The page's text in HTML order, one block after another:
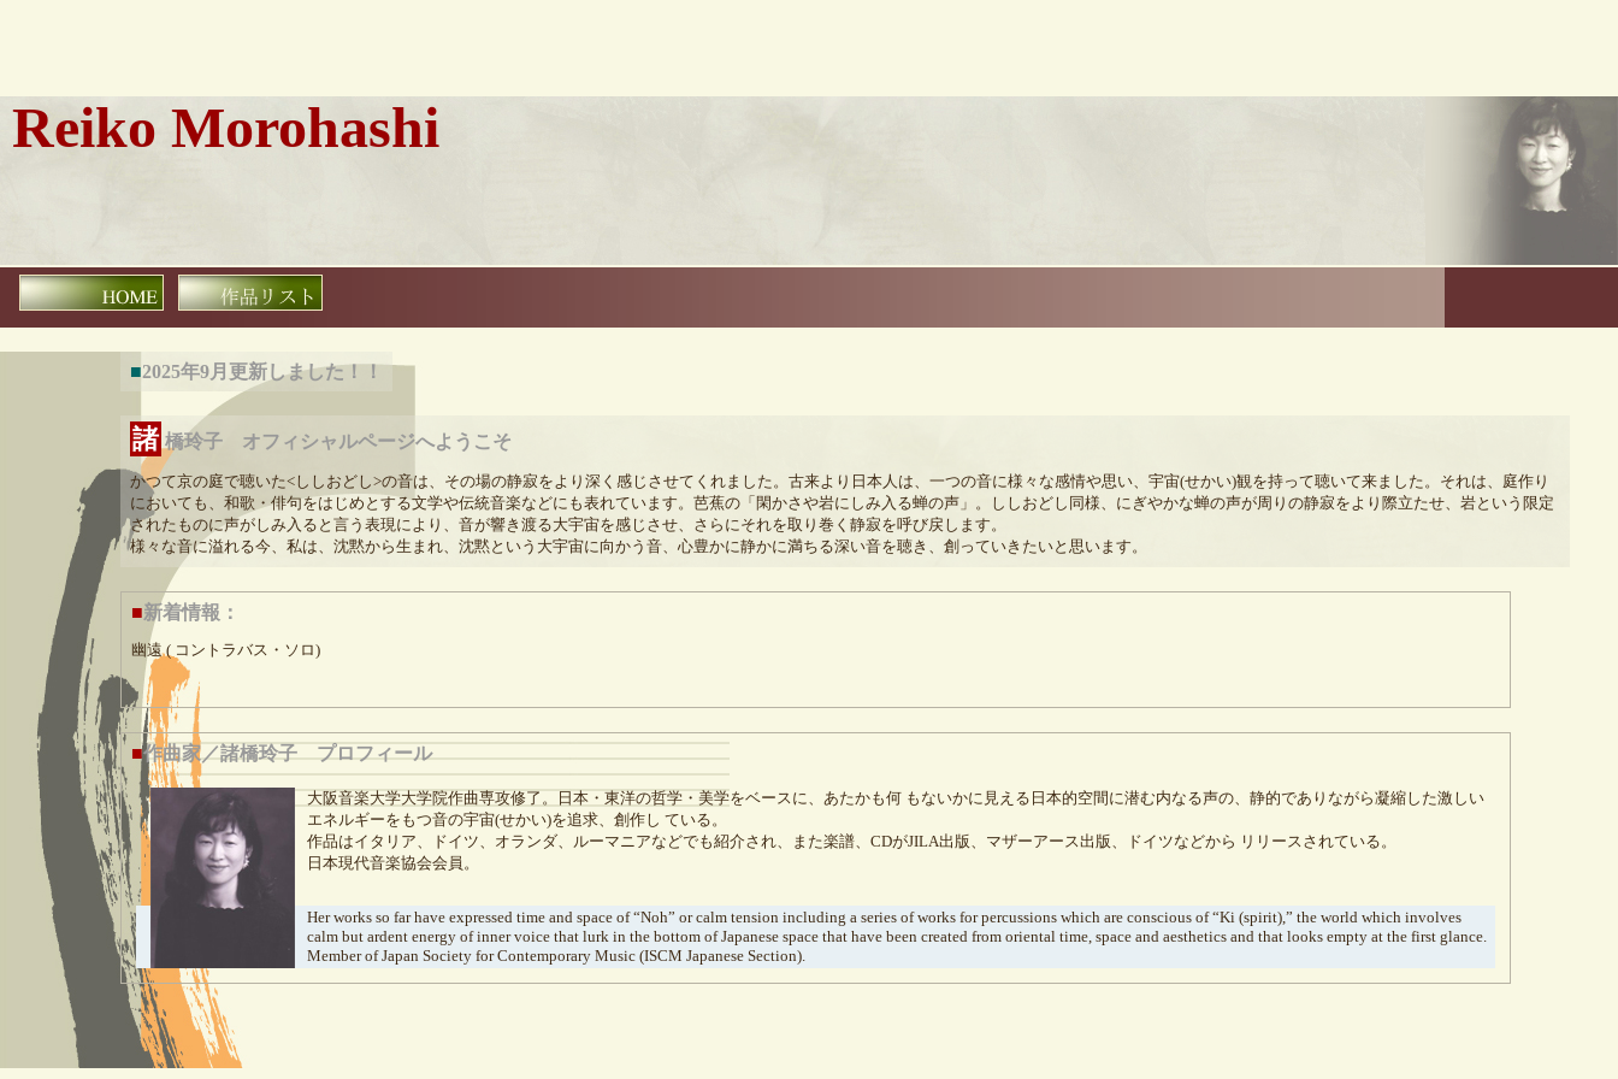
Reiko Morohashi
■2025年9月更新しました！！
諸 橋玲子 オフィシャルページへようこそ
かつて京の庭で聴いた<ししおどし>の音は、その場の静寂をより深く感じさせてくれました。古来より日本人は、一つの音に様々な感情や思い、宇宙(せかい)観を持って聴いて来ました。それは、庭作り
においても、和歌・俳句をはじめとする文学や伝統音楽などにも表れています。芭蕉の「閑かさや岩にしみ入る蝉の声」。ししおどし同様、にぎやかな蝉の声が周りの静寂をより際立たせ、岩という限定
されたものに声がしみ入ると言う表現により、音が響き渡る大宇宙を感じさせ、さらにそれを取り巻く静寂を呼び戻します。
様々な音に溢れる今、私は、沈黙から生まれ、沈黙という大宇宙に向かう音、心豊かに静かに満ちる深い音を聴き、創っていきたいと思います。
■新着情報：
幽遠 ( コントラバス・ソロ)
■作曲家／諸橋玲子 プロフィール
大阪音楽大学大学院作曲専攻修了。日本・東洋の哲学・美学をベースに、あたかも何 もないかに見える日本的空間に潜む内なる声の、静的でありながら凝縮した激しい
エネルギーをもつ音の宇宙(せかい)を追求、創作し ている。
作品はイタリア、ドイツ、オランダ、ルーマニアなどでも紹介され、また楽譜、CDがJILA出版、マザーアース出版、ドイツなどから リリースされている。
日本現代音楽協会会員。
Her works so far have expressed time and space of “Noh” or calm tension including a series of works for percussions which are conscious of “Ki (spirit),” the world which involves
calm but ardent energy of inner voice that lurk in the bottom of Japanese space that have been created from oriental time, space and aesthetics and that looks empty at the first glance.
Member of Japan Society for Contemporary Music (ISCM Japanese Section).